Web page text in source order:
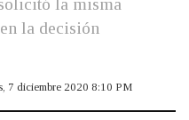
la misma
la decisión
7 diciembre 2020 8:10 PM